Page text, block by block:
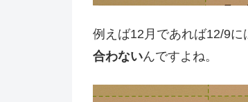
例えば12月であれば12/9に
合わないんですよね。